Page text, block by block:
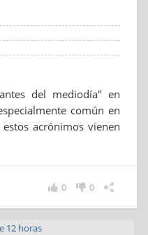
del mediodía" en
común en
acrónimos vienen
0
0
12 horas